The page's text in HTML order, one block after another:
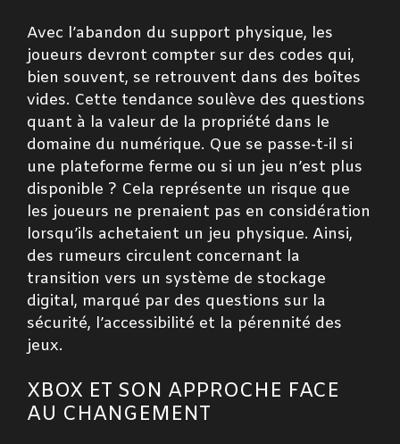
Avec l’abandon du support physique, les
joueurs devront compter sur des codes qui,
bien souvent, se retrouvent dans des boîtes
vides. Cette tendance soulève des questions
quant à la valeur de la propriété dans le
domaine du numérique. Que se passe-t-il si
une plateforme ferme ou si un jeu n’est plus
disponible ? Cela représente un risque que
les joueurs ne prenaient pas en considération
lorsqu’ils achetaient un jeu physique. Ainsi,
des rumeurs circulent concernant la
transition vers un système de stockage
digital, marqué par des questions sur la
sécurité, l’accessibilité et la pérennité des
jeux.
XBOX ET SON APPROCHE FACE
AU CHANGEMENT